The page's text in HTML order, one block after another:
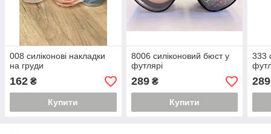
008 силіконові накладки
на груди
162 ₴
Купити
8006 силіконовий бюст у
футлярі
289₴
Купити
333
289